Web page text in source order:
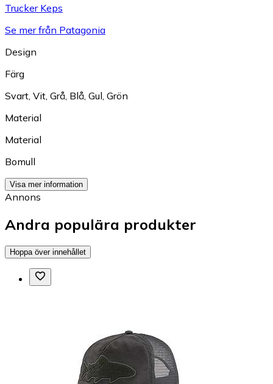
Trucker Keps
Se mer från Patagonia
Design
Färg
Svart Vit Grå Blå Gul Grön
Material
Material
Bomull
Visa mer information
Annons
Andra populära produkter
Hoppa över innehållet